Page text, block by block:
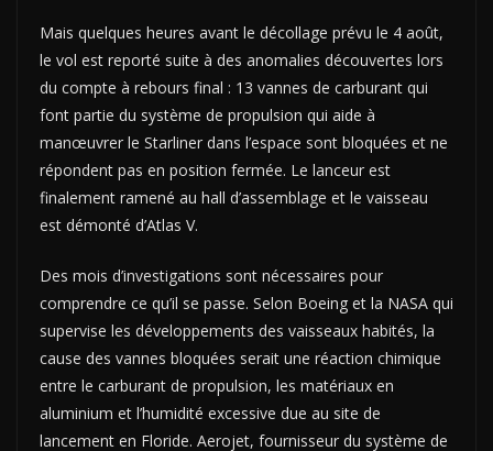
Mais quelques heures avant le décollage prévu le 4 août,
le vol est reporté suite à des anomalies découvertes lors
du compte à rebours final : 13 vannes de carburant qui
font partie du système de propulsion qui aide à
manœuvrer le Starliner dans l’espace sont bloquées et ne
répondent pas en position fermée. Le lanceur est
finalement ramené au hall d’assemblage et le vaisseau
est démonté d’Atlas V.
Des mois d’investigations sont nécessaires pour
comprendre ce qu’il se passe. Selon Boeing et la NASA qui
supervise les développements des vaisseaux habités, la
cause des vannes bloquées serait une réaction chimique
entre le carburant de propulsion, les matériaux en
aluminium et l’humidité excessive due au site de
lancement en Floride. Aerojet, fournisseur du système de